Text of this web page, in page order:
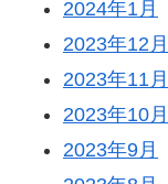
2024年1月
2023年12月
2023年11月
2023年10月
2023年9月